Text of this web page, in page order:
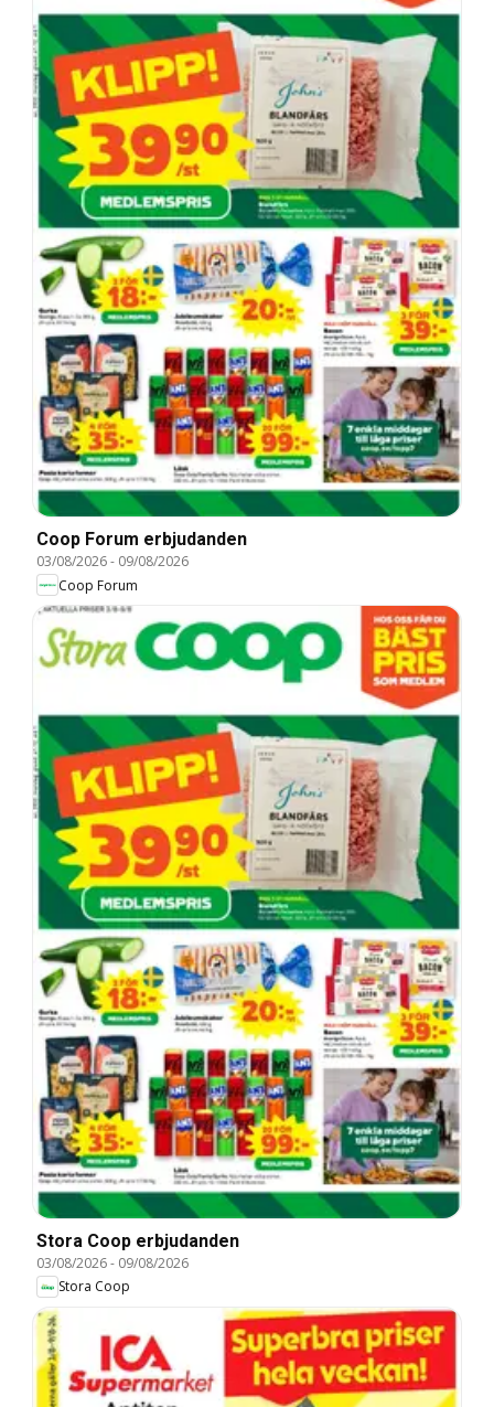
Coop Forum erbjudanden
03/08/2026- 09/08/2026
Coop Forum
Stora Coop erbjudanden
03/08/2026- 09/08/2026
Stora Coop